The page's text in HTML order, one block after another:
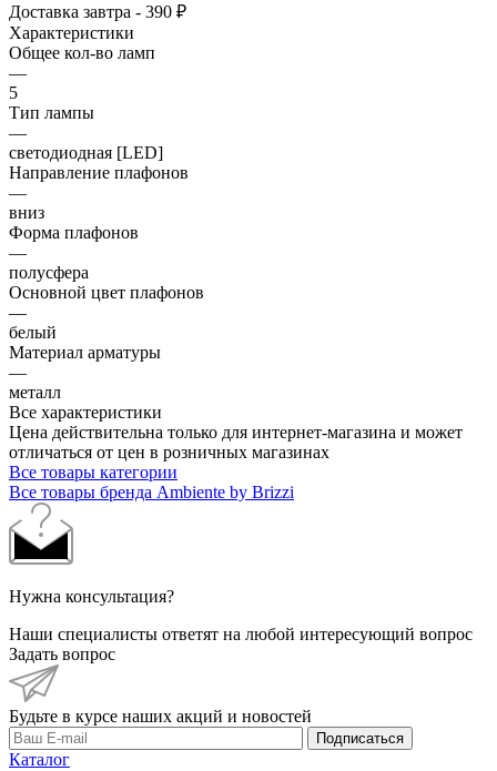
Доставка завтра - 390 ₽
Характеристики
Общее кол-во ламп
—
5
Тип лампы
—
светодиодная [LED]
Направление плафонов
—
вниз
Форма плафонов
—
полусфера
Основной цвет плафонов
—
белый
Материал арматуры
—
металл
Все характеристики
Цена действительна только для интернет-магазина и может
отличаться от цен в розничных магазинах
Все товары категории
Все товары бренда Ambiente by Brizzi
Нужна консультация?
Наши специалисты ответят на любой интересующий вопрос
Задать вопрос
Будьте в курсе наших акций и новостей
Подписаться
Каталог